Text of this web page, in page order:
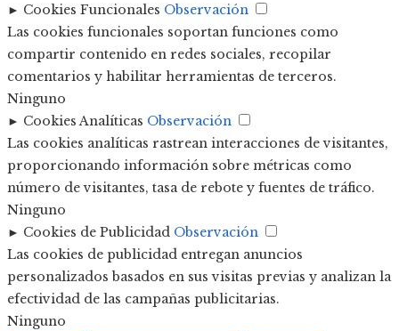
► Cookies Funcionales Observación
Las cookies funcionales soportan funciones como
compartir contenido en redes sociales, recopilar
comentarios y habilitar herramientas de terceros.
Ninguno
► Cookies Analíticas Observación
Las cookies analíticas rastrean interacciones de visitantes,
proporcionando información sobre métricas como
número de visitantes, tasa de rebote y fuentes de tráfico.
Ninguno
► Cookies de Publicidad Observación
Las cookies de publicidad entregan anuncios
personalizados basados en sus visitas previas y analizan la
efectividad de las campañas publicitarias.
Ninguno